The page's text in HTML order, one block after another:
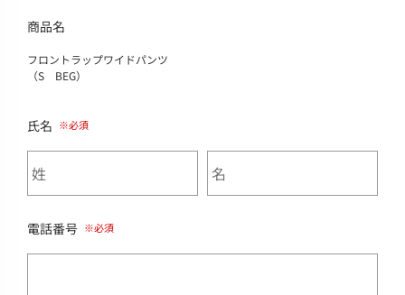
商品名
フロントラップワイドパンツ
（S BEG）
氏名
電話番号